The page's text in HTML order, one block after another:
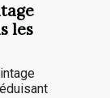
les